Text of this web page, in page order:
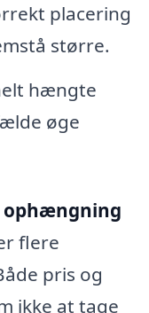
placering
større.
hængte
øge
ophængning
flere
pris og
ikke at tage